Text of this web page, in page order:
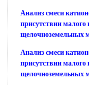
Анализ смеси
присутствии малого
щелочноземельных
Анализ смеси
присутствии малого
щелочноземельных